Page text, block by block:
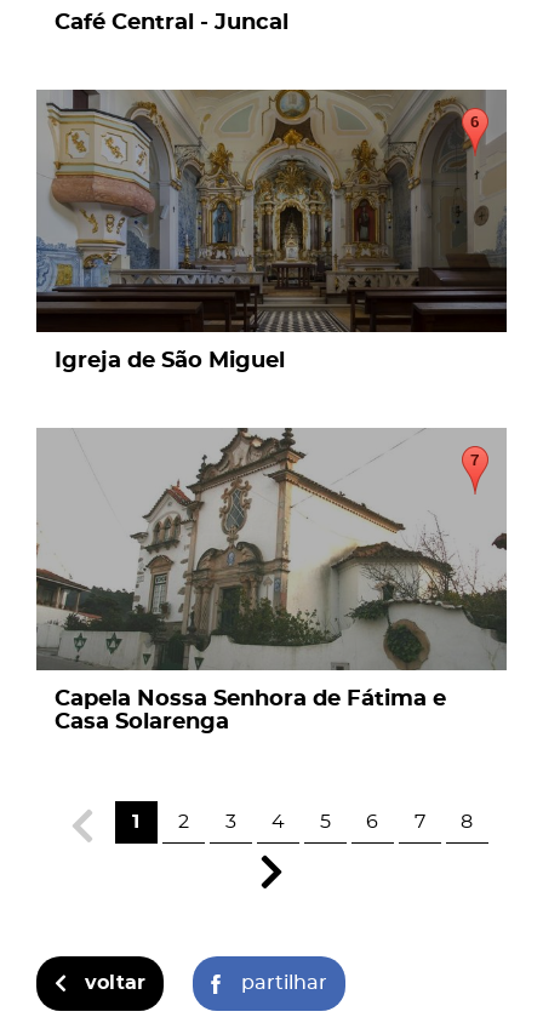
Café Central - Juncal
page
Igreja de São Miguel
Capela Nossa Senhora de Fátima e
Casa Solarenga
1 2 3 4 5 6 7 8
voltar partilhar